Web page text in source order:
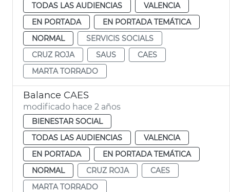
TODAS LAS AUDIENCIAS
VALENCIA
EN PORTADA
EN PORTADA TEMÁTICA
NORMAL
SERVICIS SOCIALS
CRUZ ROJA
SAUS
CAES
MARTA TORRADO
Balance CAES
modificado hace 2 años
BIENESTAR SOCIAL
TODAS LAS AUDIENCIAS
VALENCIA
EN PORTADA
EN PORTADA TEMÁTICA
NORMAL
CRUZ ROJA
CAES
MARTA TORRADO